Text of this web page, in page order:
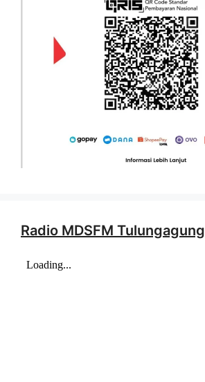
Radio MDSFM Tulungagung